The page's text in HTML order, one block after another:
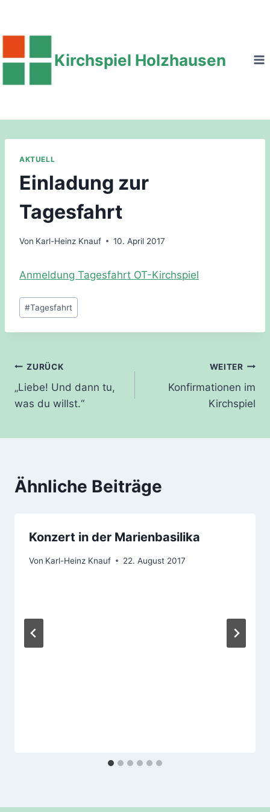
springen
Kirchspiel Holzhausen
AKTUELL
Einladung zur
Tagesfahrt
Von Karl-Heinz Knauf 10. April 2017
Anmeldung Tagesfahrt OT-Kirchspiel
Schlagworte:
#Tagesfahrt
Beitragsnavigation
ZURÜCK
„Liebe! Und dann tu,
was du willst.“
WEITER
Konfirmationen im
Kirchspiel
Ähnliche Beiträge
Konzert in der Marienbasilika
Von Karl-Heinz Knauf 22. August 2017